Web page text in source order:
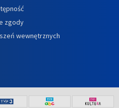
zgody
wewnętrznych